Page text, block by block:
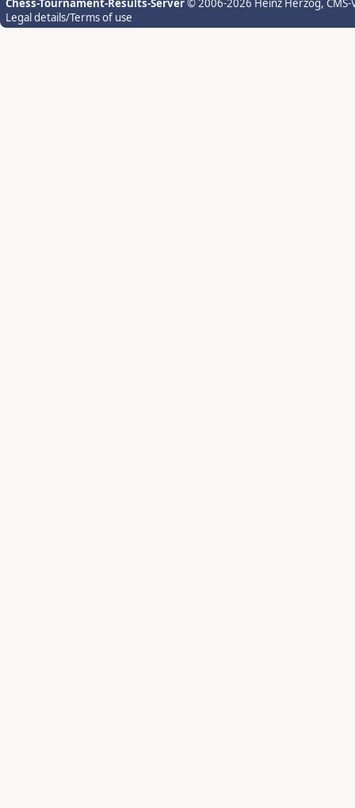
Chess-Tournament-Results-Server© 2006-2026 Heinz Herzog,
Legal details/Terms of use